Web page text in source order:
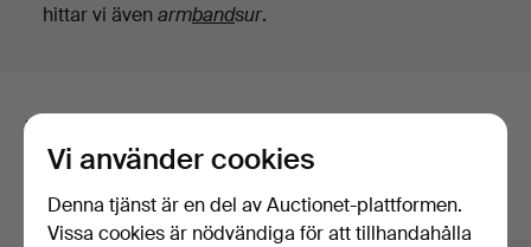
hittar vi även armbandsur.
Här är föremål från vårt arkiv som
matchar din sökning
Visa alla föremål
Vi använder cookies
Denna tjänst är en del av Auctionet-plattformen.
Vissa cookies är nödvändiga för att tillhandahålla